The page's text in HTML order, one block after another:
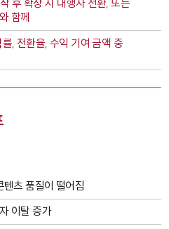
후 확장 시 대행사 전환, 또는
함께
, 전환율, 수익 기여 금액 중
츠 품질이 떨어짐
이탈 증가